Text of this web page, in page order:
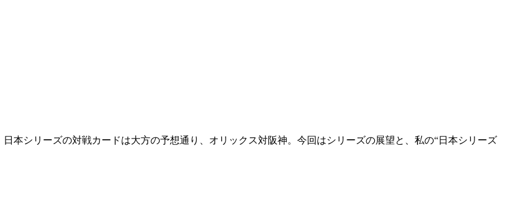
本シリーズの対戦カードは大方の予想通り、オリックス対阪神。今回はシリーズの展望と、私の“日本シリーズ